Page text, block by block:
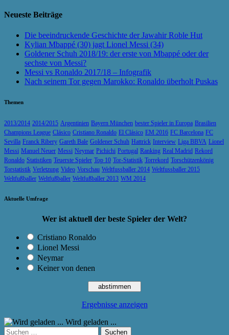
Neueste Beiträge
Die beeindruckende Geschichte der Jawahir Roble Hut
Kylian Mbappé (30) jagt Lionel Messi (34)
Goldener Schuh 2018/19: der erste von Mbappé oder der
sechste von Messi?
Messi vs Ronaldo 2017/18 – Infografik
Nach seinem Tor gegen Marokko: Ronaldo überholt Puskas
Themen
2013/2014 2014/2015 Argentinien Bayern München bester Spieler in Europa Brasilien
Champions League Clásico Cristiano Ronaldo El Clásico EM 2016 FC Barcelona FC
Sevilla Franck Ribery Gareth Bale Goldener Schuh Hattrick Interview Liga BBVA Lionel
Messi Manuel Neuer Messi Neymar Pichichi Portugal Ranking Real Madrid Rekord
Ronaldo Statistiken Teuerste Spieler Top 10 Tor-Statistik Torrekord Torschützenkönig
Torstatistik Verletzung Video Vorschau Weltfussballer 2014 Weltfussballer 2015
Weltfußballer Weltfußballer Weltfußballer 2013 WM 2014
Aktuelle Umfrage
Wer ist aktuell der beste Spieler der Welt?
Cristiano Ronaldo
Lionel Messi
Neymar
Keiner von denen
Ergebnisse anzeigen
Wird geladen ...
Suchen